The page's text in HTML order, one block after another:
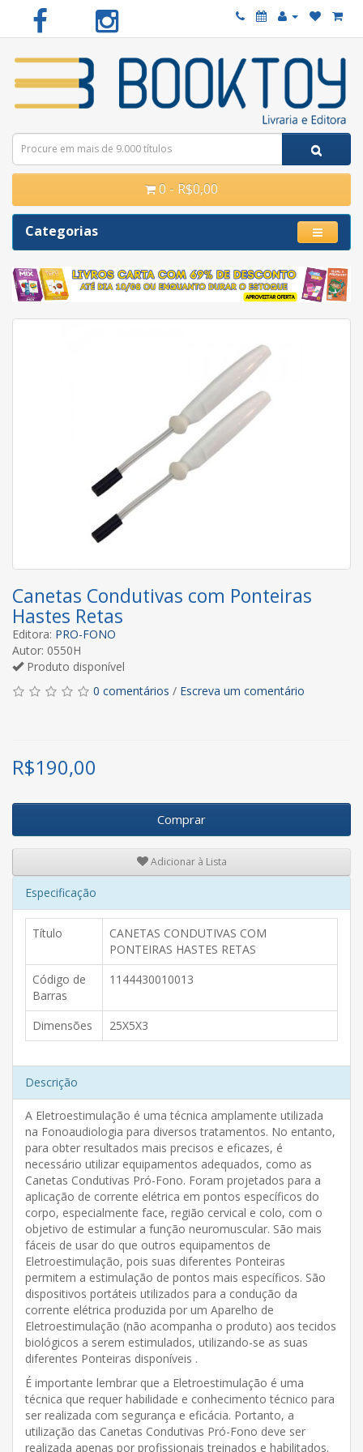
0 - R$0,00
Categorias
Canetas Condutivas com Ponteiras
Hastes Retas
Editora: PRO-FONO
Autor: 0550H
Produto disponível
0 comentários / Escreva um comentário
R$190,00
Comprar
Adicionar à Lista
Especificação
Título
CANETAS CONDUTIVAS COM
PONTEIRAS HASTES RETAS
Código de
Barras
1144430010013
Dimensões 25X5X3
Descrição
A Eletroestimulação é uma técnica amplamente utilizada
na Fonoaudiologia para diversos tratamentos. No entanto,
para obter resultados mais precisos e eficazes, é
necessário utilizar equipamentos adequados, como as
Canetas Condutivas Pró-Fono. Foram projetados para a
aplicação de corrente elétrica em pontos específicos do
corpo, especialmente face, região cervical e colo, com o
objetivo de estimular a função neuromuscular. São mais
fáceis de usar do que outros equipamentos de
Eletroestimulação, pois suas diferentes Ponteiras
permitem a estimulação de pontos mais específicos. São
dispositivos portáteis utilizados para a condução da
corrente elétrica produzida por um Aparelho de
Eletroestimulação (não acompanha o produto) aos tecidos
biológicos a serem estimulados, utilizando-se as suas
diferentes Ponteiras disponíveis .
É importante lembrar que a Eletroestimulação é uma
técnica que requer habilidade e conhecimento técnico para
ser realizada com segurança e eficácia. Portanto, a
utilização das Canetas Condutivas Pró-Fono deve ser
realizada apenas por profissionais treinados e habilitados.